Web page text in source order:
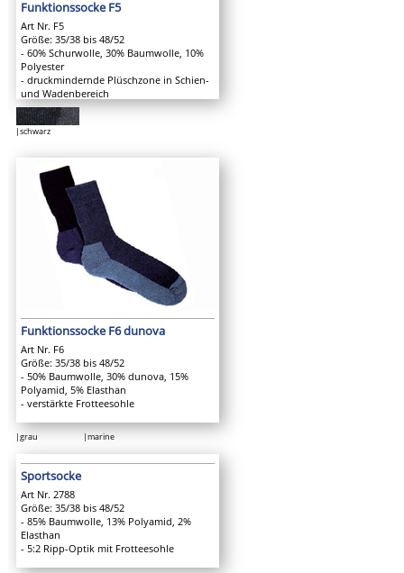
Funktionssocke F5
Art Nr. F5
Größe: 35/38 bis 48/52
- 60% Schurwolle, 30% Baumwolle, 10%
Polyester
- druckmindernde Plüschzone in Schien-
und Wadenbereich
|schwarz
Funktionssocke F6 dunova
Art Nr. F6
Größe: 35/38 bis 48/52
- 50% Baumwolle, 30% dunova, 15%
Polyamid, 5% Elasthan
- verstärkte Frotteesohle
|grau |marine
Sportsocke
Art Nr. 2788
Größe: 35/38 bis 48/52
- 85% Baumwolle, 13% Polyamid, 2%
Elasthan
- 5:2 Ripp-Optik mit Frotteesohle